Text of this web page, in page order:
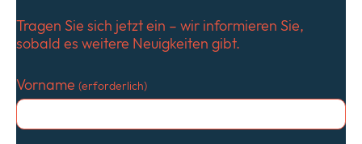
Tragen Sie sich jetzt ein – wir informieren Sie,
sobald es weitere Neuigkeiten gibt.
Vorname (erforderlich)